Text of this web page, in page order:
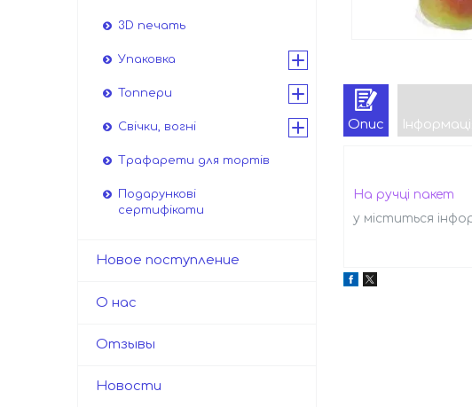
Опис
На ручці пакет
у міститься
3D печать
Упаковка
Топпери
Свічки, вогні
Трафарети для тортів
Подарункові
сертифікати
Новое поступление
О нас
Отзывы
Новости